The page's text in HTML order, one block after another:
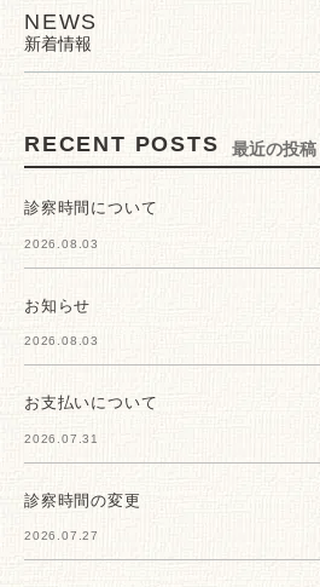
NEWS
新着情報
RECENT POSTS 最近の投稿
診察時間について
2026.08.03
お知らせ
2026.08.03
お支払いについて
2026.07.31
診察時間の変更
2026.07.27